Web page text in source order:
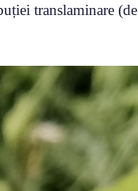
translaminare (de